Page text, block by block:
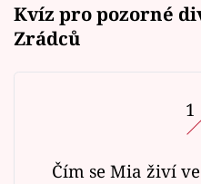
Kvíz pro pozorné
Zrádců
1
Čím se Mia živí